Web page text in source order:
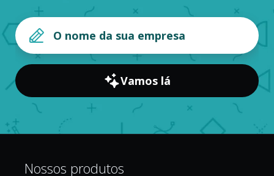
Vamos lá
Nossos produtos